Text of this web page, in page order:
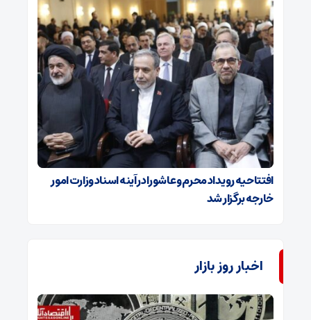
افتتاحیه رویداد محرم و عاشورا در آینه اسناد وزارت امور
خارجه برگزار شد
اخبار روز بازار